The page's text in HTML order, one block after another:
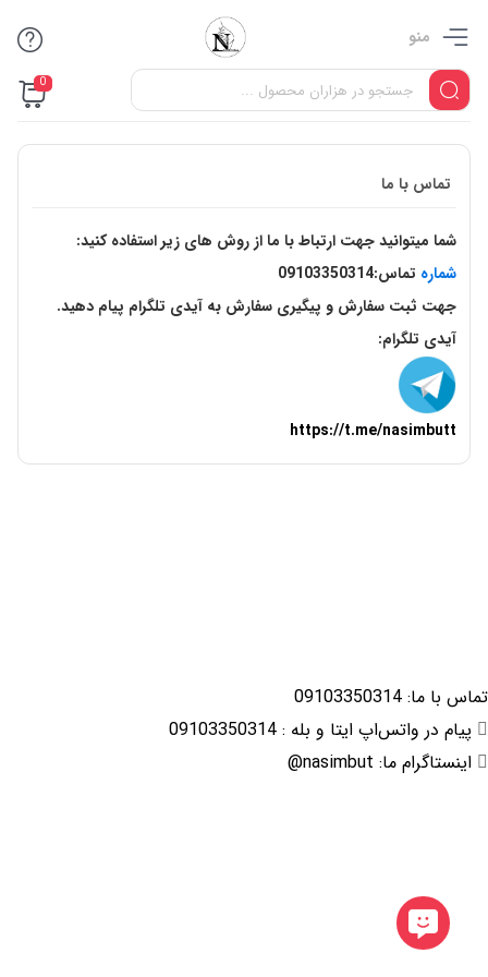
منو
0
تماس با ما
شما میتوانید جهت ارتباط با ما از روش های زیر استفاده کنید:
شماره تماس:09103350314
جهت ثبت سفارش و پیگیری سفارش به آیدی تلگرام پیام دهید.
آیدی تلگرام:
https://t.me/nasimbutt
تماس با ما: 09103350314
پیام در واتس‌اپ ایتا و بله : 09103350314
اینستاگرام ما: nasimbut@